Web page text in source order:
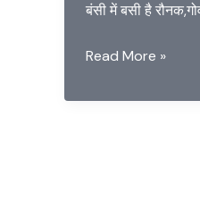
बंसी में बसी है
Govardhan
Wishes
Read More »